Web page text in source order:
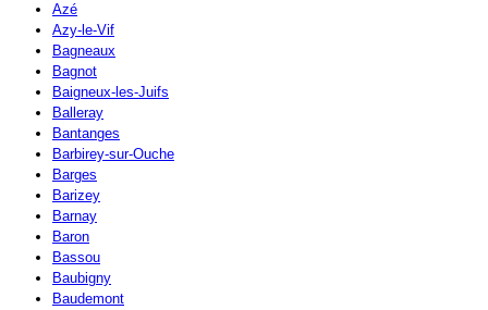
Azé
Azy-le-Vif
Bagneaux
Bagnot
Baigneux-les-Juifs
Balleray
Bantanges
Barbirey-sur-Ouche
Barges
Barizey
Barnay
Baron
Bassou
Baubigny
Baudemont